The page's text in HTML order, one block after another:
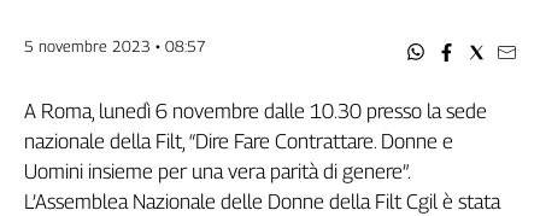
Flc
Nidil
Slc
Spi
Inca
5 novembre 2023 • 08:57
A Roma, lunedì 6 novembre dalle 10.30 presso la sede
nazionale della Filt, “Dire Fare Contrattare. Donne e
Uomini insieme per una vera parità di genere”.
L’Assemblea Nazionale delle Donne della Filt Cgil è stata